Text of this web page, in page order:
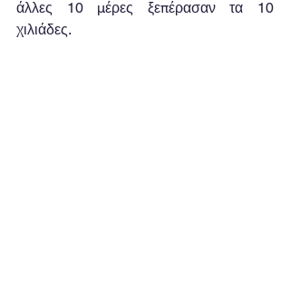
άλλες 10 μέρες ξεπέρασαν τα 10
χιλιάδες.